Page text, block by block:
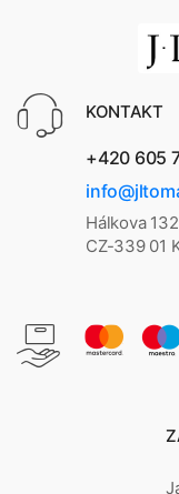
KONTAKT
+420 605
Hálkova
CZ-339 01